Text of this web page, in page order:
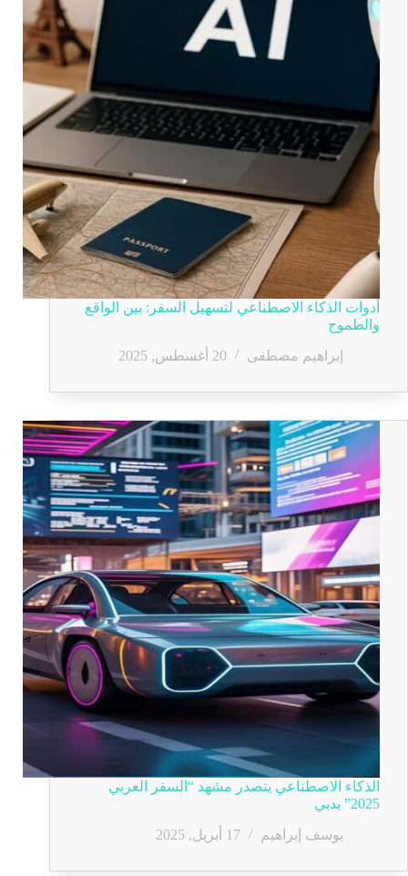
أدوات الذكاء الاصطناعي لتسهيل السفر: بين الواقع
والطموح
إبراهيم مصطفى
20 أغسطس, 2025
الذكاء الاصطناعي يتصدر مشهد “السفر العربي
2025” بدبي
يوسف إبراهيم
17 أبريل, 2025